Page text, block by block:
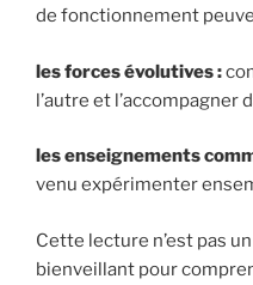
de fonctionnement
les forces évolutives :
l’autre et l’accompagner
les enseignements
venu expérimenter
Cette lecture n’est pas
bienveillant pour